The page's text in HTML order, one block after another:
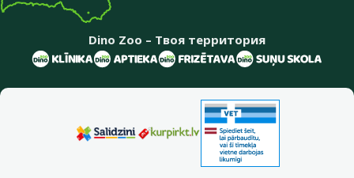
Dino Zoo – Твоя территория